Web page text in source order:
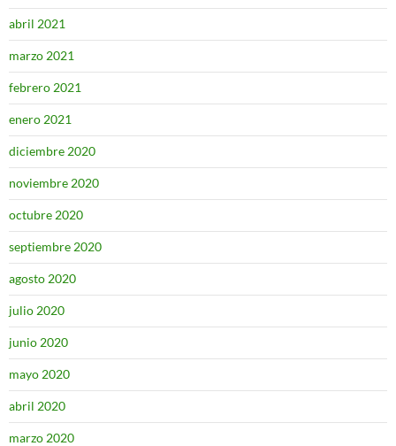
abril 2021
marzo 2021
febrero 2021
enero 2021
diciembre 2020
noviembre 2020
octubre 2020
septiembre 2020
agosto 2020
julio 2020
junio 2020
mayo 2020
abril 2020
marzo 2020